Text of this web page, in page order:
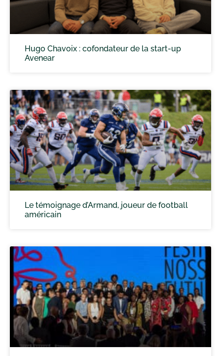
Hugo Chavoix : cofondateur de la start-up
Avenear
Le témoignage d’Armand, joueur de football
américain